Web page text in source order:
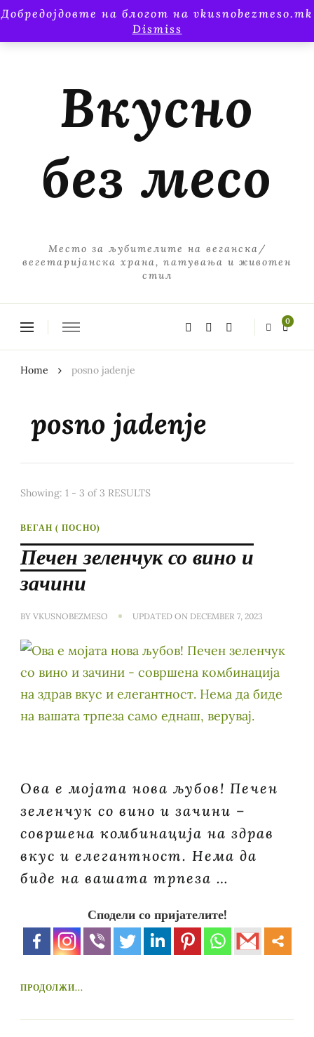
Добредојдовте на блогот на vkusnobezmeso.mk
Dismiss
Вкусно
без месо
Место за љубителите на веганска/
вегетаријанска храна, патувања и животен
стил
0
Home posno jadenje
posno jadenje
Showing: 1 - 3 of 3 RESULTS
ВЕГАН ( ПОСНО)
Печен зеленчук со вино и
зачини
BY VKUSNOBEZMESO UPDATED ON DECEMBER 7, 2023
Ова е мојата нова љубов! Печен
зеленчук со вино и зачини –
совршена комбинација на здрав
вкус и елегантност. Нема да
биде на вашата трпеза …
Сподели со пријателите!
ПРОДОЛЖИ...